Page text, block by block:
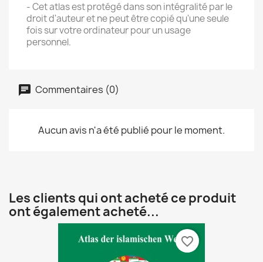
- Cet atlas est protégé dans son intégralité par le
droit d'auteur et ne peut être copié qu'une seule
fois sur votre ordinateur pour un usage
personnel.
Commentaires (0)
Aucun avis n'a été publié pour le moment.
Les clients qui ont acheté ce produit
ont également acheté...
favorite_border